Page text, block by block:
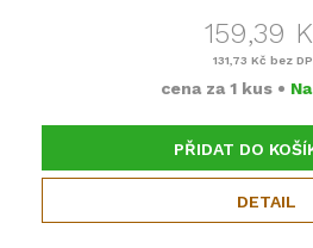
159,39
131,73 Kč bez
cena za 1 kus •
PŘIDAT DO
DETAIL